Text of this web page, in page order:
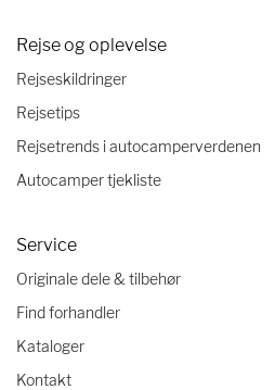
Rejse og oplevelse
Rejseskildringer
Rejsetips
Rejsetrends i autocamperverdenen
Autocamper tjekliste
Service
Originale dele & tilbehør
Find forhandler
Kataloger
Kontakt